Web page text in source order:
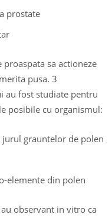
prostate
sa actioneze
pusa. 3
au fost studiate pentru
posibile cu organismul:
grauntelor de polen
elemente din polen
observant in vitro ca